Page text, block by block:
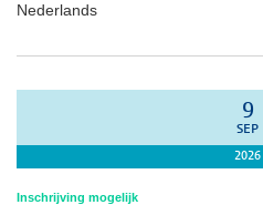
Nederlands
9
SEP
2026
Inschrijving mogelijk